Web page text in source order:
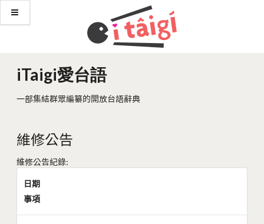
iTaigi愛台語
一部集結群眾編纂的開放台語辭典
維修公告
維修公告紀錄:
日期
事項